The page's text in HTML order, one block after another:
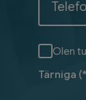
Olen
Tärniga